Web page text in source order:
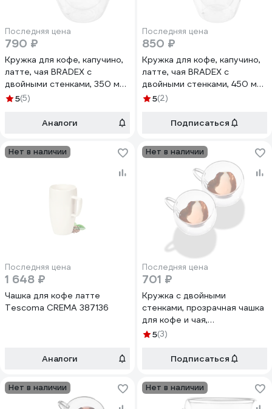
Последняя цена
790 ₽
Кружка для кофе, капучино,
латте, чая BRADEX с
двойными стенками, 350 мл,
стекло TK 0610
5(5)
Аналоги
Последняя цена
850 ₽
Кружка для кофе, капучино,
латте, чая BRADEX с
двойными стенками, 450 мл,
стекло TK 0612
5(2)
Подписаться
Нет в наличии
Последняя цена
1 648 ₽
Чашка для кофе латте
Tescoma CREMA 387136
Аналоги
Нет в наличии
Последняя цена
701 ₽
Кружка с двойными
стенками, прозрачная чашка
для кофе и чая,
термопосуда для горячих
форме сердца, 2 шт, 260 мл
5(3)
Подписаться
Нет в наличии Нет в наличии